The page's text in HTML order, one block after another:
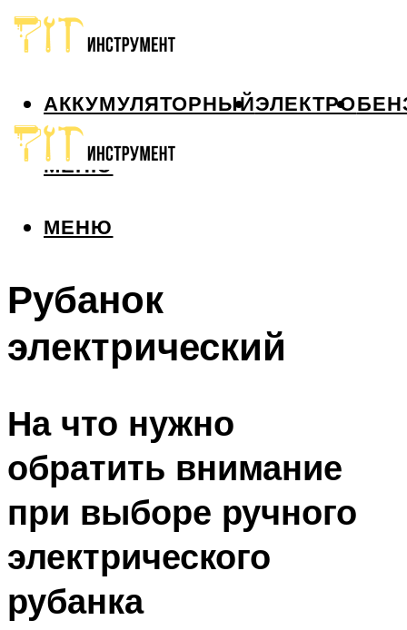
АККУМУЛЯТОРНЫЙЭЛЕКТРО
МЕНЮ
МЕНЮ
Рубанок
электрический
На что нужно
обратить внимание
при выборе ручного
электрического
рубанка